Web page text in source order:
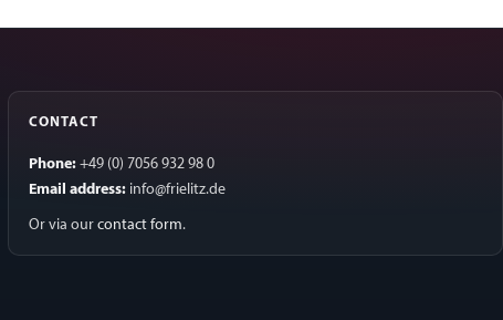
CONTACT
Phone: +49 (0) 7056 932 98 0
Email address: info@frielitz.de
Or via our contact form.